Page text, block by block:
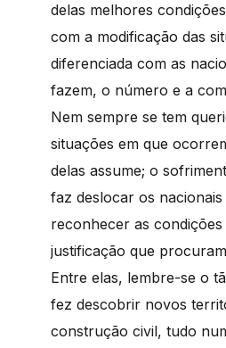
delas melhores
com a modificação das
diferenciada com as
fazem, o número e a
Nem sempre se tem
situações em que
delas assume; o
faz deslocar os
reconhecer as
justificação que
Entre elas, lembre-se o
fez descobrir novos
construção civil, tudo